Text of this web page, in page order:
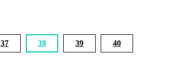
37 38 39 40